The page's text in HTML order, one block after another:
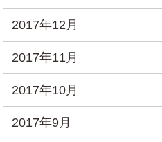
2017年12月
2017年11月
2017年10月
2017年9月